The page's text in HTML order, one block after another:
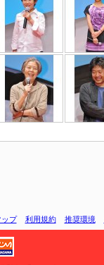
プ 利用規約 推奨環境